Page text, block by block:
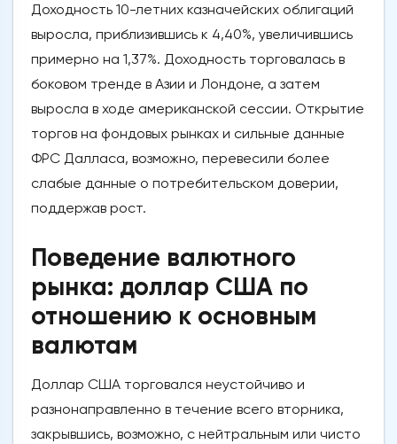
Доходность 10-летних казначейских облигаций
выросла, приблизившись к 4,40%, увеличившись
примерно на 1,37%. Доходность торговалась в
боковом тренде в Азии и Лондоне, а затем
выросла в ходе американской сессии. Открытие
торгов на фондовых рынках и сильные данные
ФРС Далласа, возможно, перевесили более
слабые данные о потребительском доверии,
поддержав рост.
Поведение валютного
рынка: доллар США по
отношению к основным
валютам
Доллар США торговался неустойчиво и
разнонаправленно в течение всего вторника,
закрывшись, возможно, с нейтральным или чисто